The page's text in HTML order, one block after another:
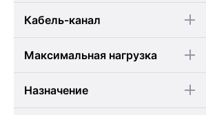
Кабель-канал
Максимальная нагрузка
Назначение